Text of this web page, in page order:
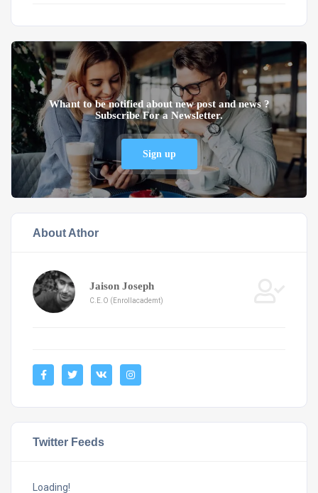
Whant to be notified about new post and news ?
Subscribe For a Newsletter.
Sign up
About Athor
Jaison Joseph
C.E.O (Enrollacademt)
Twitter Feeds
Loading!